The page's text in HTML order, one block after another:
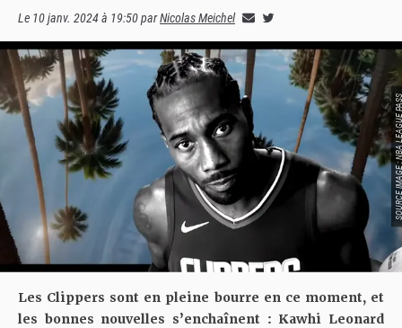
Le 10 janv. 2024 à 19:50parNicolas Meichel
SOURCE
Les Clippers sont en pleine bourre en ce moment, et
les bonnes nouvelles s’enchaînent : Kawhi Leonard